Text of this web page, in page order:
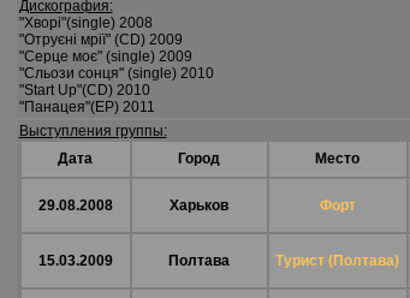
Дискография:
"Хворі"(single) 2008
"Отруєні мрії" (CD) 2009
"Серце моє" (single) 2009
"Сльози сонця" (single) 2010
"Start Up"(CD) 2010
"Панацея"(ЕР) 2011
Выступления группы:
Дата
Город Место
29.08.2008 Харьков Форт
15.03.2009 Полтава Турист (Полтава)